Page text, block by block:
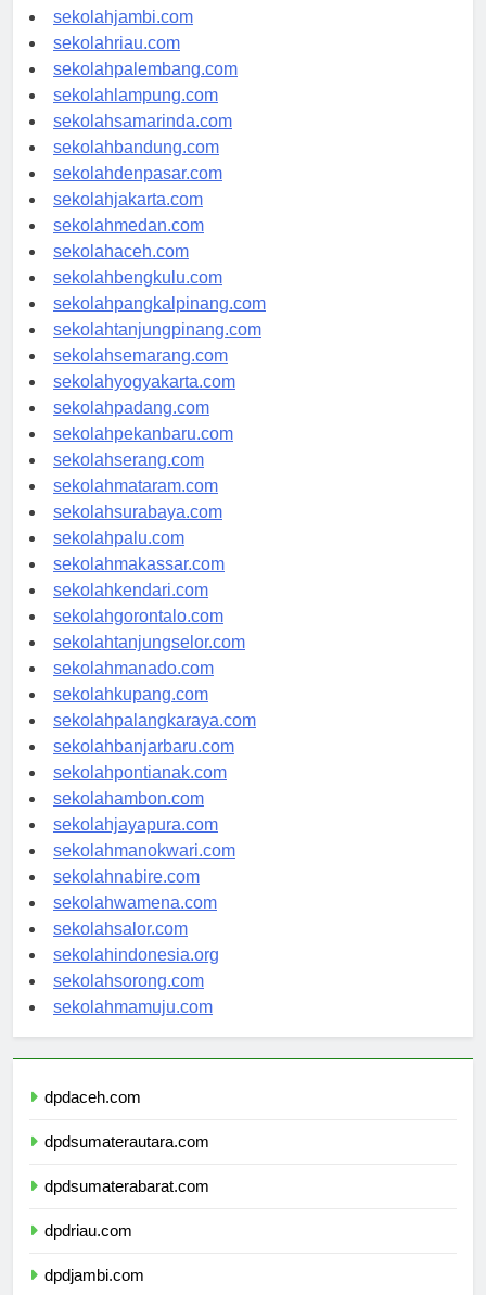
sekolahindonesia.id
sekolahjambi.com
sekolahriau.com
sekolahpalembang.com
sekolahlampung.com
sekolahsamarinda.com
sekolahbandung.com
sekolahdenpasar.com
sekolahjakarta.com
sekolahmedan.com
sekolahaceh.com
sekolahbengkulu.com
sekolahpangkalpinang.com
sekolahtanjungpinang.com
sekolahsemarang.com
sekolahyogyakarta.com
sekolahpadang.com
sekolahpekanbaru.com
sekolahserang.com
sekolahmataram.com
sekolahsurabaya.com
sekolahpalu.com
sekolahmakassar.com
sekolahkendari.com
sekolahgorontalo.com
sekolahtanjungselor.com
sekolahmanado.com
sekolahkupang.com
sekolahpalangkaraya.com
sekolahbanjarbaru.com
sekolahpontianak.com
sekolahambon.com
sekolahjayapura.com
sekolahmanokwari.com
sekolahnabire.com
sekolahwamena.com
sekolahsalor.com
sekolahindonesia.org
sekolahsorong.com